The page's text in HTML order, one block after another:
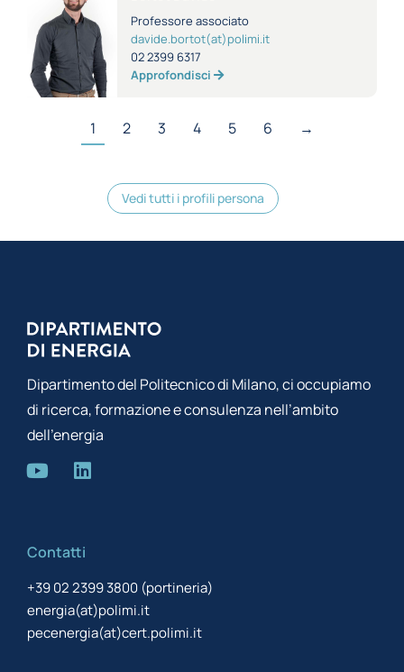
Professore associato
davide.bortot(at)polimi.it
02 2399 6317
Approfondisci
1 2 3 4 5 6 →
Vedi tutti i profili persona
Dipartimento del Politecnico di Milano, ci occupiamo
di ricerca, formazione e consulenza nell’ambito
dell’energia
Contatti
+39 02 2399 3800 (portineria)
energia(at)polimi.it
pecenergia(at)cert.polimi.it